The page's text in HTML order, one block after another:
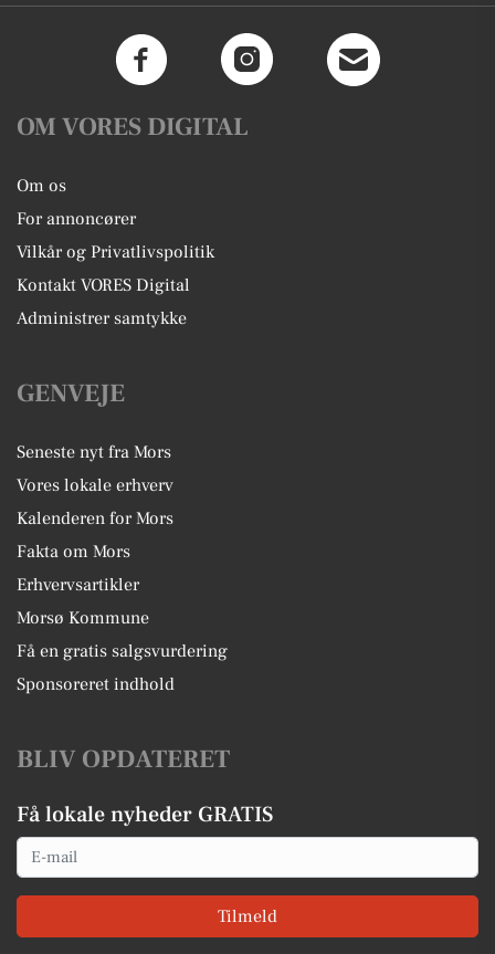
OM VORES DIGITAL
Om os
For annoncører
Vilkår og Privatlivspolitik
Kontakt VORES Digital
Administrer samtykke
GENVEJE
Seneste nyt fra Mors
Vores lokale erhverv
Kalenderen for Mors
Fakta om Mors
Erhvervsartikler
Morsø Kommune
Få en gratis salgsvurdering
Sponsoreret indhold
BLIV OPDATERET
Få lokale nyheder GRATIS
Email
Tilmeld